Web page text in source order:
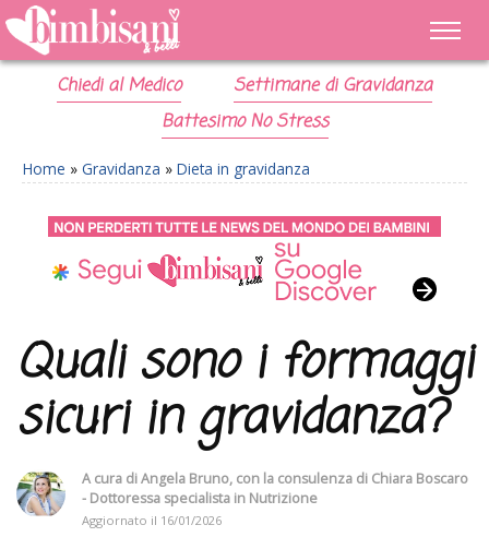
Chiedi al Medico
Settimane di Gravidanza
Battesimo No Stress
Home » Gravidanza » Dieta in gravidanza
Quali sono i formaggi
sicuri in gravidanza?
A cura diAngela Bruno, con la consulenza di Chiara Boscaro
- Dottoressa specialista in Nutrizione
Aggiornato il 16/01/2026